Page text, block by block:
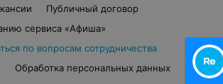
Публичный договор
сервиса «Афиша»
по вопросам сотрудничества
Обработка персональных данных